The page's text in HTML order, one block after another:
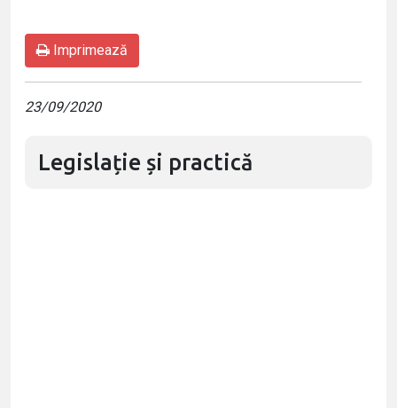
Imprimează
23/09/2020
Legislație și practică